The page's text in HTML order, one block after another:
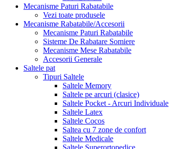
Mecanisme Paturi Rabatabile
Vezi toate produsele
Mecanisme Rabatabile/Accesorii
Mecanisme Paturi Rabatabile
Sisteme De Rabatare Somiere
Mecanisme Mese Rabatabile
Accesorii Generale
Saltele pat
Tipuri Saltele
Saltele Memory
Saltele pe arcuri (clasice)
Saltele Pocket - Arcuri Individuale
Saltele Latex
Saltele Cocos
Saltea cu 7 zone de confort
Saltele Medicale
Saltele Superortopedice